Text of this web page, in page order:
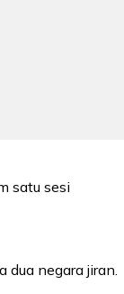
satu sesi
negara jiran.